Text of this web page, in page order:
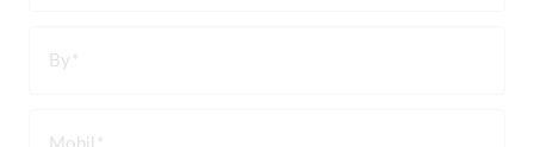
By
Mobil